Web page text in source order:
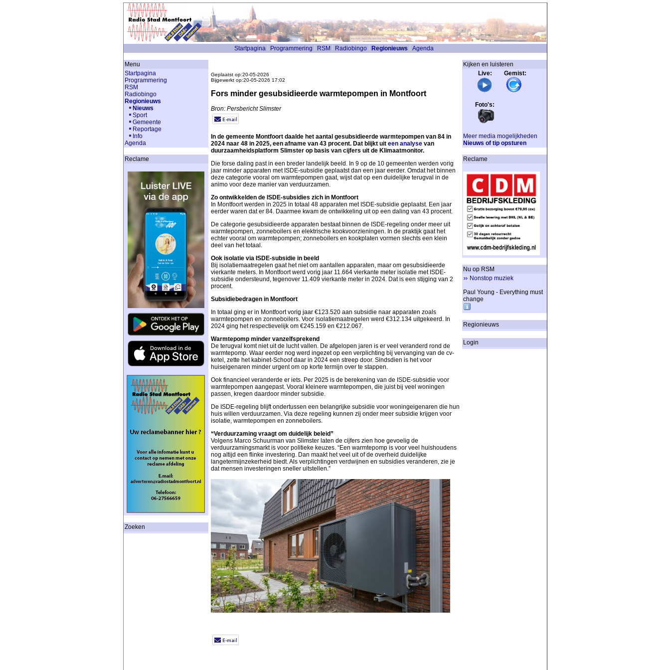
Startpagina Programmering RSM Radiobingo Regionieuws Agenda
Menu
Startpagina
Programmering
RSM
Radiobingo
Regionieuws
Nieuws
Sport
Gemeente
Reportage
Info
Agenda
Reclame
Zoeken
Geplaatst op:20-05-2026
Bijgewerkt op:20-05-2026 17:02
Fors minder gesubsidieerde warmtepompen in Montfoort
Bron: Persbericht Slimster
In de gemeente Montfoort daalde het aantal gesubsidieerde warmtepompen van 84 in
2024 naar 48 in 2025, een afname van 43 procent. Dat blijkt uit een analysevan
duurzaamheidsplatform Slimster op basis van cijfers uit de Klimaatmonitor.
Die forse daling past in een breder landelijk beeld. In 9 op de 10 gemeenten werden vorig
jaar minder apparaten met ISDE-subsidie geplaatst dan een jaar eerder. Omdat het binnen
deze categorie vooral om warmtepompen gaat, wijst dat op een duidelijke terugval in de
animo voor deze manier van verduurzamen.
Zo ontwikkelden de ISDE-subsidies zich in Montfoort
In Montfoort werden in 2025 in totaal 48 apparaten met ISDE-subsidie geplaatst. Een jaar
eerder waren dat er 84. Daarmee kwam de ontwikkeling uit op een daling van 43 procent.
De categorie gesubsidieerde apparaten bestaat binnen de ISDE-regeling onder meer uit
warmtepompen, zonneboilers en elektrische kookvoorzieningen. In de praktijk gaat het
echter vooral om warmtepompen; zonneboilers en kookplaten vormen slechts een klein
deel van het totaal.
Ook isolatie via ISDE-subsidie in beeld
Bij isolatiemaatregelen gaat het niet om aantallen apparaten, maar om gesubsidieerde
vierkante meters. In Montfoort werd vorig jaar 11.664 vierkante meter isolatie met ISDE-
subsidie ondersteund, tegenover 11.409 vierkante meter in 2024. Dat is een stijging van 2
procent.
Subsidiebedragen in Montfoort
In totaal ging er in Montfoort vorig jaar €123.520 aan subsidie naar apparaten zoals
warmtepompen en zonneboilers. Voor isolatiemaatregelen werd €312.134 uitgekeerd. In
2024 ging het respectievelijk om €245.159 en €212.067.
Warmtepomp minder vanzelfsprekend
De terugval komt niet uit de lucht vallen. De afgelopen jaren is er veel veranderd rond de
warmtepomp. Waar eerder nog werd ingezet op een verplichting bij vervanging van de cv-
ketel, zette het kabinet-Schoof daar in 2024 een streep door. Sindsdien is het voor
huiseigenaren minder urgent om op korte termijn over te stappen.
Ook financieel veranderde er iets. Per 2025 is de berekening van de ISDE-subsidie voor
warmtepompen aangepast. Vooral kleinere warmtepompen, die juist bij veel woningen
passen, kregen daardoor minder subsidie.
De ISDE-regeling blijft ondertussen een belangrijke subsidie voor woningeigenaren die hun
huis willen verduurzamen. Via deze regeling kunnen zij onder meer subsidie krijgen voor
isolatie, warmtepompen en zonneboilers.
“Verduurzaming vraagt om duidelijk beleid”
Volgens Marco Schuurman van Slimster laten de cijfers zien hoe gevoelig de
verduurzamingsmarkt is voor politieke keuzes. “Een warmtepomp is voor veel huishoudens
nog altijd een flinke investering. Dan maakt het veel uit of de overheid duidelijke
langetermijnzekerheid biedt. Als verplichtingen verdwijnen en subsidies veranderen, zie je
dat mensen investeringen sneller uitstellen.”
Kijken en luisteren
Live: Gemist:
Foto's:
Meer media mogelijkheden
Nieuws of tip opsturen
Reclame
Nu op RSM
Nonstop muziek
Paul Young - Everything must
change
Regionieuws
Login